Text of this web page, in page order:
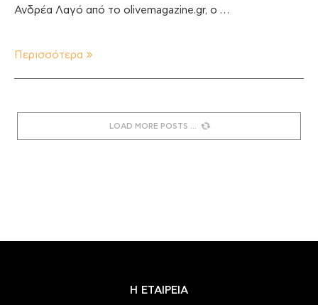
Ανδρέα Λαγό από το olivemagazine.gr, ο …
Περισσότερα
LOAD MORE POSTS
Η ΕΤΑΙΡΕΙΑ